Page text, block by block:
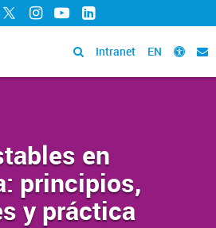
TwitterInstagram
YouTubeLinkedIn
Intranet EN
en
principios,
y práctica